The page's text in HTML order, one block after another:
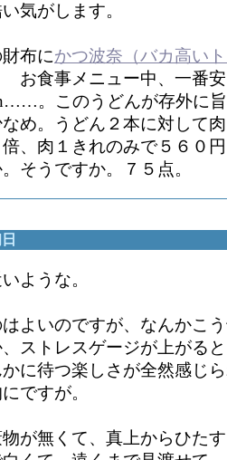
気がします。
布にかつ波奈（バカ高い
お食事メニュー中、一番
。このうどんが存外に
め。うどん２本に対して
、肉１きれのみで５６０
そうですか。７５点。
ような。
よいのですが、なんかこ
ストレスゲージが上がる
に待つ楽しさが全然感じ
ですが。
が無くて、真上からひた